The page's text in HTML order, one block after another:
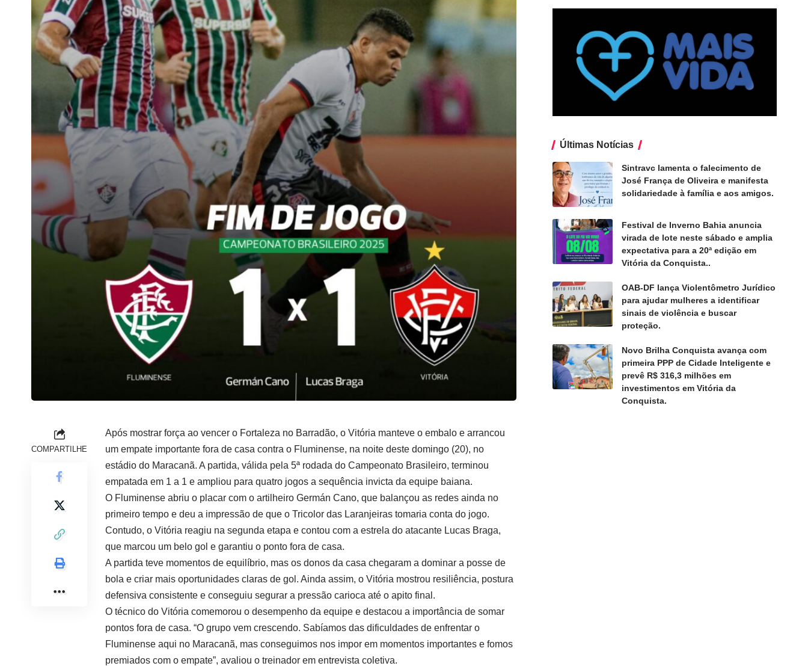
COMPARTILHE
Após mostrar força ao vencer o Fortaleza no Barradão, o Vitória manteve o embalo e arrancou
um empate importante fora de casa contra o Fluminense, na noite deste domingo (20), no
estádio do Maracanã. A partida, válida pela 5ª rodada do Campeonato Brasileiro, terminou
empatada em 1 a 1 e ampliou para quatro jogos a sequência invicta da equipe baiana.
O Fluminense abriu o placar com o artilheiro Germán Cano, que balançou as redes ainda no
primeiro tempo e deu a impressão de que o Tricolor das Laranjeiras tomaria conta do jogo.
Contudo, o Vitória reagiu na segunda etapa e contou com a estrela do atacante Lucas Braga,
que marcou um belo gol e garantiu o ponto fora de casa.
A partida teve momentos de equilíbrio, mas os donos da casa chegaram a dominar a posse de
bola e criar mais oportunidades claras de gol. Ainda assim, o Vitória mostrou resiliência, postura
defensiva consistente e conseguiu segurar a pressão carioca até o apito final.
O técnico do Vitória comemorou o desempenho da equipe e destacou a importância de somar
pontos fora de casa. “O grupo vem crescendo. Sabíamos das dificuldades de enfrentar o
Fluminense aqui no Maracanã, mas conseguimos nos impor em momentos importantes e fomos
premiados com o empate”, avaliou o treinador em entrevista coletiva.
Últimas Notícias
Sintravc lamenta o falecimento de
José França de Oliveira e manifesta
solidariedade à família e aos amigos.
Festival de Inverno Bahia anuncia
virada de lote neste sábado e amplia
expectativa para a 20ª edição em
Vitória da Conquista..
OAB-DF lança Violentômetro Jurídico
para ajudar mulheres a identificar
sinais de violência e buscar
proteção.
Novo Brilha Conquista avança com
primeira PPP de Cidade Inteligente e
prevê R$ 316,3 milhões em
investimentos em Vitória da
Conquista.